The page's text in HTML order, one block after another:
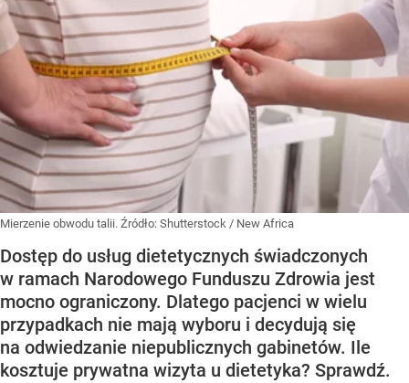
Mierzenie obwodu talii. Źródło: Shutterstock / New Africa
Dostęp do usług dietetycznych świadczonych
w ramach Narodowego Funduszu Zdrowia jest
mocno ograniczony. Dlatego pacjenci w wielu
przypadkach nie mają wyboru i decydują się
na odwiedzanie niepublicznych gabinetów. Ile
kosztuje prywatna wizyta u dietetyka? Sprawdź.